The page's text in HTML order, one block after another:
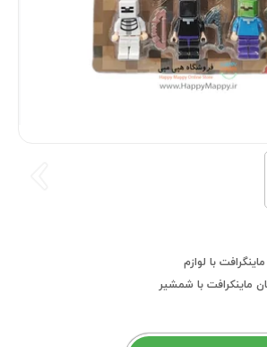
با لوازم
با شمشیر